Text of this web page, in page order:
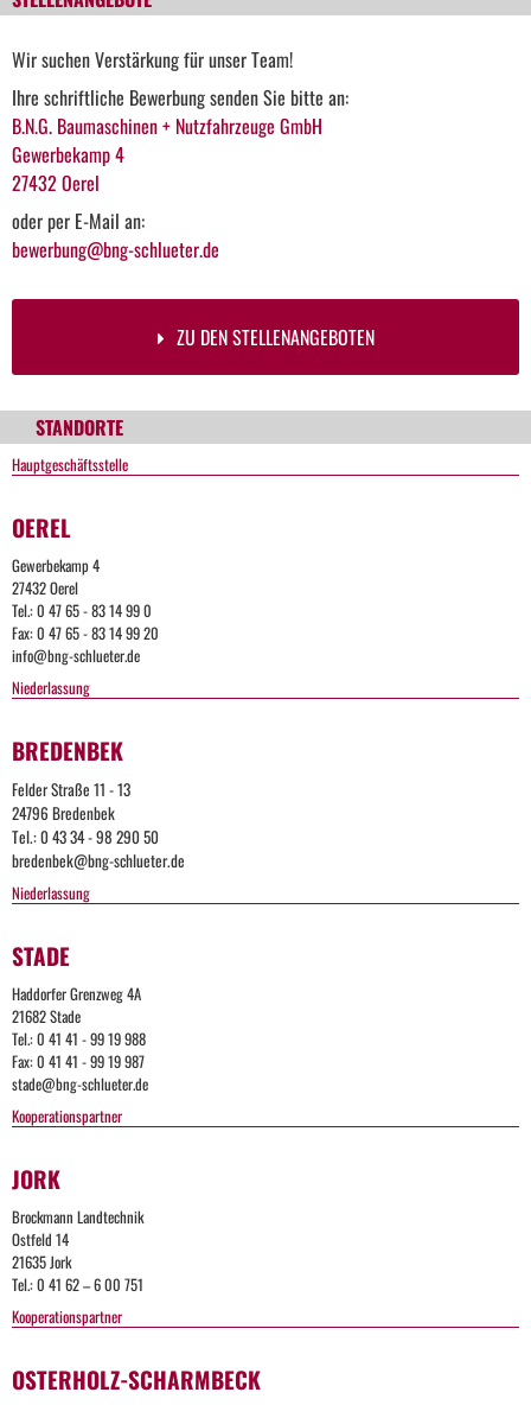
Wir suchen Verstärkung für unser Team!
Ihre schriftliche Bewerbung senden Sie bitte an:
B.N.G. Baumaschinen + Nutzfahrzeuge GmbH
Gewerbekamp 4
27432 Oerel
oder per E-Mail an:
bewerbung@bng-schlueter.de
ZU DEN STELLENANGEBOTEN
STANDORTE
Hauptgeschäftsstelle
OEREL
Gewerbekamp 4
27432 Oerel
Tel.: 0 47 65 - 83 14 99 0
Fax: 0 47 65 - 83 14 99 20
info@bng-schlueter.de
Niederlassung
BREDENBEK
Felder Straße 11 - 13
24796 Bredenbek
Tel.: 0 43 34 - 98 290 50
bredenbek@bng-schlueter.de
Niederlassung
STADE
Haddorfer Grenzweg 4A
21682 Stade
Tel.: 0 41 41 - 99 19 988
Fax: 0 41 41 - 99 19 987
stade@bng-schlueter.de
Kooperationspartner
JORK
Brockmann Landtechnik
Ostfeld 14
21635 Jork
Tel.: 0 41 62 – 6 00 751
Kooperationspartner
OSTERHOLZ-SCHARMBECK